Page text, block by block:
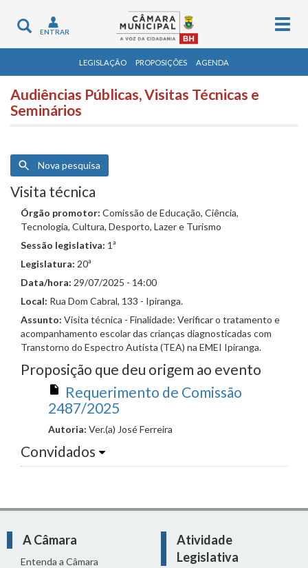
Toggle
navigation
ENTRAR
LEGISLAÇÃO PROPOSIÇÕES AGENDA
Audiências Públicas, Visitas Técnicas e
Seminários
Nova pesquisa
Visita técnica
Órgão promotor: Comissão de Educação, Ciência,
Tecnologia, Cultura, Desporto, Lazer e Turismo
Sessão legislativa: 1ª
Legislatura: 20ª
Data/hora: 29/07/2025 - 14:00
Local: Rua Dom Cabral, 133 - Ipiranga.
Assunto: Visita técnica - Finalidade: Verificar o tratamento e
acompanhamento escolar das crianças diagnosticadas com
Transtorno do Espectro Autista (TEA) na EMEI Ipiranga.
Proposição que deu origem ao evento
Requerimento de Comissão
2487/2025
Autoria: Ver.(a) José Ferreira
Convidados
A Câmara
Entenda a Câmara
Atividade
Legislativa